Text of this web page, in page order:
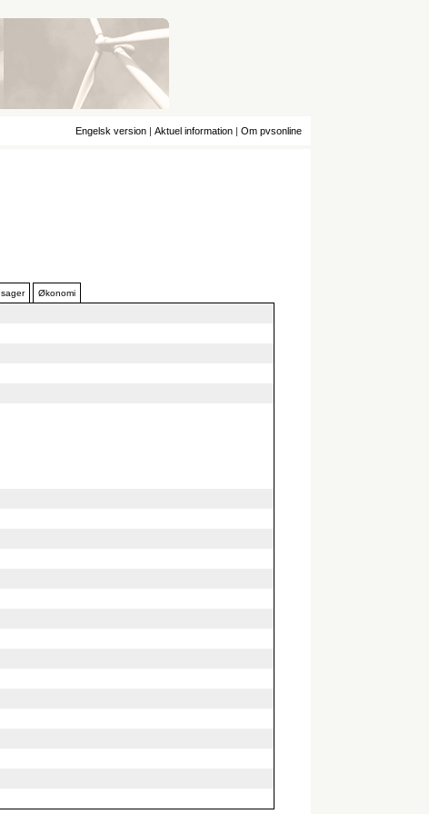
Engelsk version | Aktuel information | Om pvsonline
Økonomi